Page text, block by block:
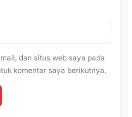
dan situs web saya pada
komentar saya berikutnya.